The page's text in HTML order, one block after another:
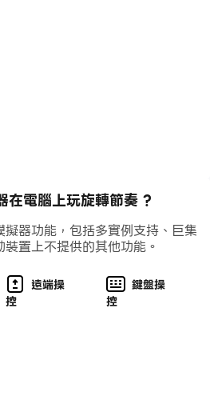
, 匹配, 點擊的玩法與音樂結合,
界中.
歌都配置了不同風格的場景, 背
, 再搭配過山車式的軌道, 擁有
在電腦上玩旋轉節奏 ?
器功能，包括多實例支持、巨集
置上不提供的其他功能。
遠端操
控
鍵盤操
控